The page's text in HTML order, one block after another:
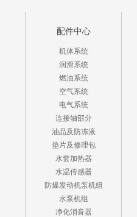
配件中心
机体系统
润滑系统
燃油系统
空气系统
电气系统
连接轴部分
油品及防冻液
垫片及修理包
水套加热器
水温传感器
防爆发动机泵机组
水泵机组
净化消音器